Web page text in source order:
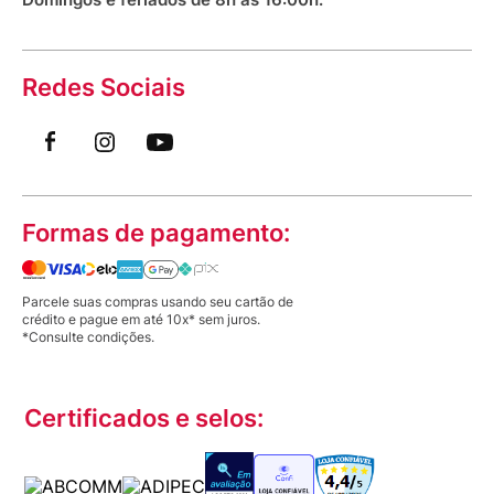
Redes Sociais
Formas de pagamento:
Parcele suas compras usando seu cartão de
crédito e pague em até 10x* sem juros.
*Consulte condições.
Certificados e selos: